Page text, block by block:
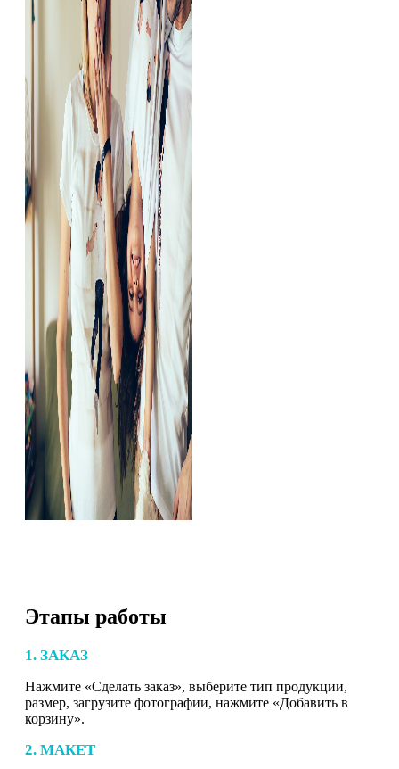
Этапы работы
1. ЗАКАЗ
Нажмите «Сделать заказ», выберите тип продукции,
размер, загрузите фотографии, нажмите «Добавить в
корзину».
2. МАКЕТ